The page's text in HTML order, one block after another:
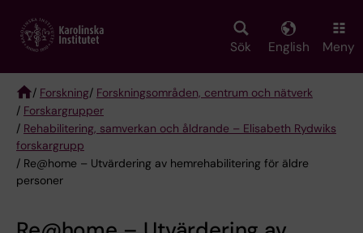
main
Sök English Meny
Breadcrumb
/ Forskning/ Forskningsområden, centrum och nätverk
/ Forskargrupper
/ Rehabilitering, samverkan och åldrande – Elisabeth Rydwiks
forskargrupp
/ Re@home – Utvärdering av hemrehabilitering för äldre
personer